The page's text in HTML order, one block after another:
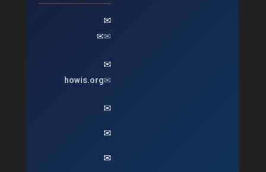
✉
✉
✉
✉
✉
howis.org
✉
✉
✉